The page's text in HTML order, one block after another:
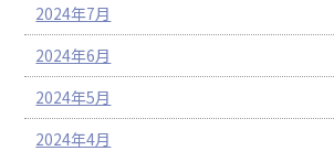
2024年7月
2024年6月
2024年5月
2024年4月